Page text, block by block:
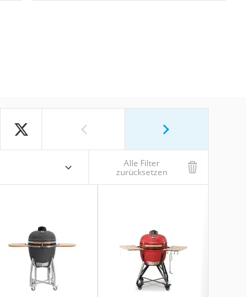
Alle Filter
zurücksetzen